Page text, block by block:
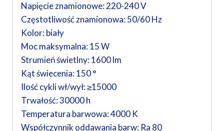
Napięcie znamionowe: 220-240 V
Częstotliwość znamionowa: 50/60 Hz
Kolor: biały
Moc maksymalna: 15 W
Strumień świetlny: 1600 lm
Kąt świecenia: 150 °
Ilość cykli wł/wył: ≥15000
Trwałość: 30000 h
Temperatura barwowa: 4000 K
Współczynnik oddawania barw: Ra 80